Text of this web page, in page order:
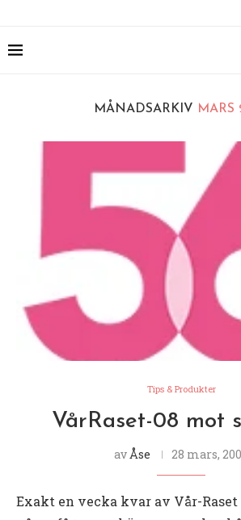
MÅNADSARKIV MARS
Tips & Produkter
VårRaset-08 mot
av Åse 28 mars,
Exakt en vecka kvar av Vår-